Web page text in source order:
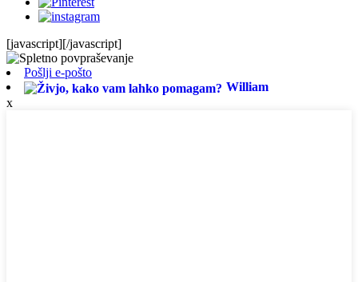
[javascript][/javascript]
Pošlji e-pošto
William
x